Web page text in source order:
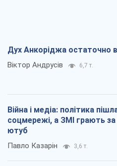
Дух Анкоріджа остаточно
Віктор Андрусів 6,7 т.
Війна і медіа: політика
соцмережі, а ЗМІ грають
ютуб
Павло Казарін 3,6 т.